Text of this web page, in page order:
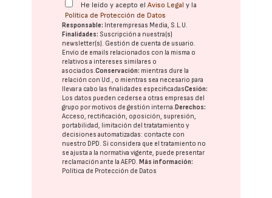
He leído y acepto elAviso Legal y la
Política de Protección de Datos
Responsable: Interempresas Media, S.L.U.
Finalidades: Suscripción a nuestra(s)
newsletter(s). Gestión de cuenta de usuario.
Envío de emails relacionados con la misma o
relativos a intereses similares o
asociados.Conservación: mientras dure la
relación con Ud., o mientras sea necesario para
llevar a cabo las finalidades especificadasCesión:
Los datos pueden cederse a otras empresas del
grupo por motivos de gestión interna. Derechos:
Acceso, rectificación, oposición, supresión,
portabilidad, limitación del tratatamiento y
decisiones automatizadas: contacte con
nuestro DPD. Si considera que el tratamiento no
se ajusta a la normativa vigente, puede presentar
reclamación ante laAEPD. Más información:
Política de Protección de Datos